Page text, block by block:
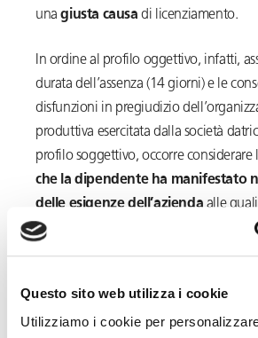
Questo sito web utilizza i cookie
Utilizziamo i cookie per
unagiusta causa di licenziamento.
In ordine al profilo oggettivo, infatti,
durata dell’assenza (14 giorni) e le
disfunzioni in pregiudizio
produttiva esercitata dalla società
profilo soggettivo, occorre considerare
che la dipendente ha manifestato
delle esigenze dell’azienda alle
propri interessi personali.
Albania per trascorrere le proprie ferie
doveva essere, pienamente